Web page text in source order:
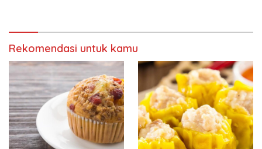
Rekomendasi untuk kamu